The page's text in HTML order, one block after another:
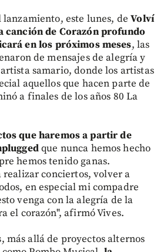
lanzamiento, este lunes, deVolví
canción de Corazón profundo
en los próximos meses, las
de mensajes de alegría y
samario, donde los artistas
aquellos que hacen parte de
a finales de los años 80 La
que haremos a partir de
que nunca hemos hecho
hemos tenido ganas.
realizar conciertos, volver a
en especial mi compadre
venga con la alegría de la
el corazón", afirmó Vives.
más allá de proyectos alternos